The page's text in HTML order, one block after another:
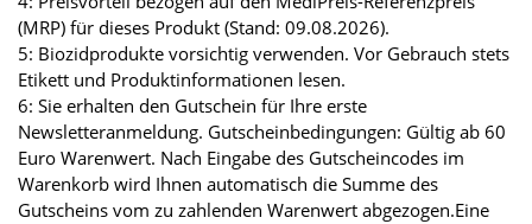
(MRP) für dieses Produkt (Stand: 09.08.2026).
5: Biozidprodukte vorsichtig verwenden. Vor Gebrauch stets
Etikett und Produktinformationen lesen.
6: Sie erhalten den Gutschein für Ihre erste
Newsletteranmeldung. Gutscheinbedingungen: Gültig ab 60
Euro Warenwert. Nach Eingabe des Gutscheincodes im
Warenkorb wird Ihnen automatisch die Summe des
Gutscheins vom zu zahlenden Warenwert abgezogen.Eine